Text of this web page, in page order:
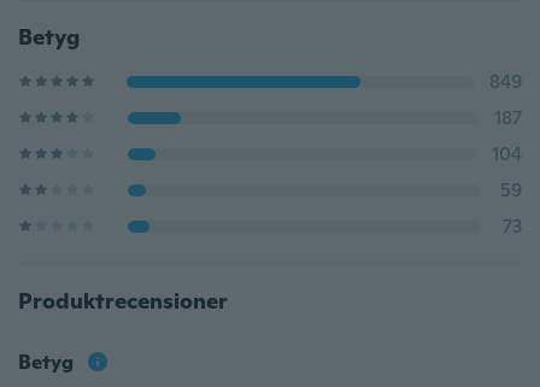
Betyg
849
187
104
59
73
Produktrecensioner
Betyg